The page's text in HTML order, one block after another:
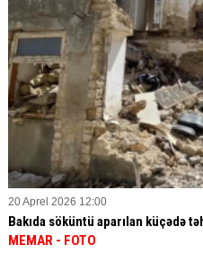
20 Aprel 2026 12:00
Bakıda söküntü aparılan küçədə
MEMAR - FOTO